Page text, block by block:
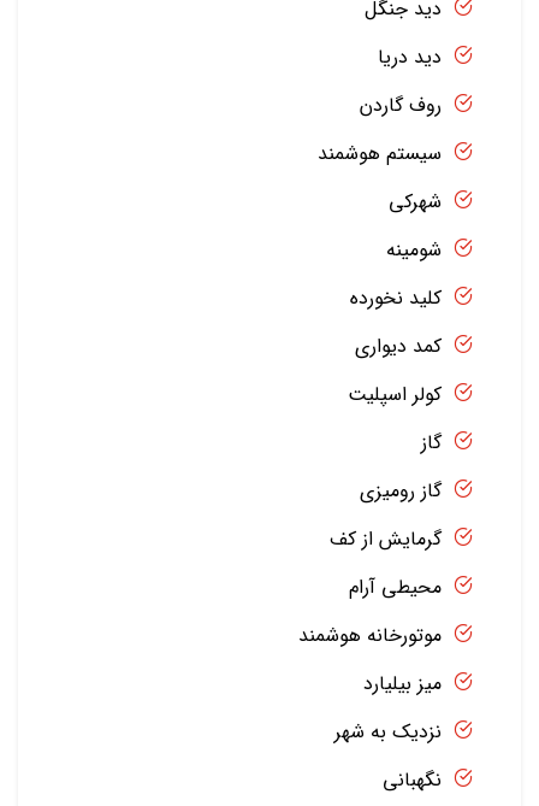
دید جنگل
دید دریا
روف گاردن
سیستم هوشمند
شهرکی
شومینه
کلید نخورده
کمد دیواری
کولر اسپلیت
گاز
گاز رومیزی
گرمایش از کف
محیطی آرام
موتورخانه هوشمند
میز بیلیارد
نزدیک به شهر
نگهبانی